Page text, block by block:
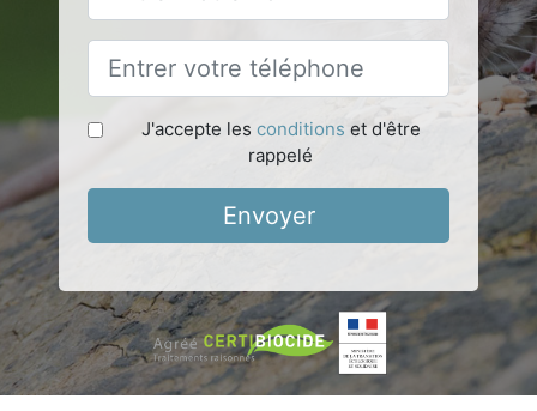
J'accepte les conditions et d'être
rappelé
Envoyer